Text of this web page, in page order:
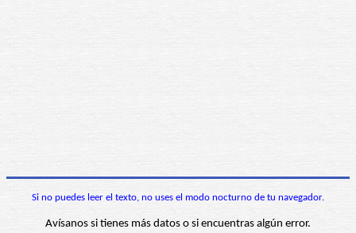
Si no puedes leer el texto, no uses el modo nocturno de tu navegador.
Avísanos si tienes más datos o si encuentras algún error.